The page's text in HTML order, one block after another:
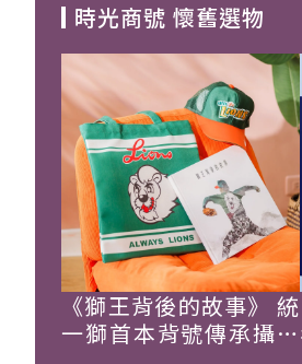
時光商號 懷舊選物
《獅王背後的故事》 統
一獅首本背號傳承攝影